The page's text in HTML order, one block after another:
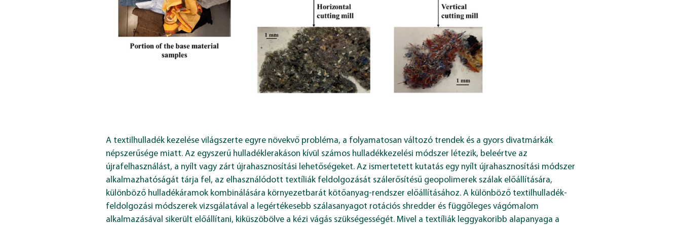
A textilhulladék kezelése világszerte egyre növekvő probléma, a folyamatosan változó trendek és a gyors divatmárkák
népszerűsége miatt. Az egyszerű hulladéklerakáson kívül számos hulladékkezelési módszer létezik, beleértve az
újrafelhasználást, a nyílt vagy zárt újrahasznosítási lehetőségeket. Az ismertetett kutatás egy nyílt újrahasznosítási módszer
alkalmazhatóságát tárja fel, az elhasználódott textíliák feldolgozását szálerősítésű geopolimerek szálak előállítására,
különböző hulladékáramok kombinálására környezetbarát kötőanyag-rendszer előállításához. A különböző textilhulladék-
feldolgozási módszerek vizsgálatával a legértékesebb szálasanyagot rotációs shredder és függőleges vágómalom
alkalmazásával sikerült előállítani, kiküszöbölve a kézi vágás szükségességét. Mivel a textíliák leggyakoribb alapanyaga a